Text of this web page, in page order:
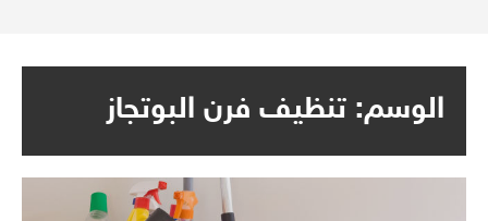
الوسم: تنظيف فرن البوتجاز